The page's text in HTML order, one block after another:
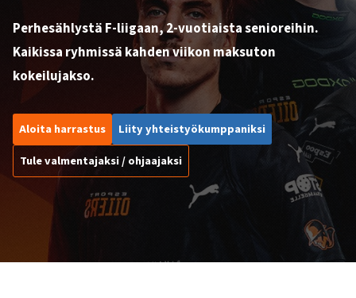
Perhesählystä F-liigaan, 2-vuotiaista senioreihin.
Kaikissa ryhmissä kahden viikon maksuton
kokeilujakso.
Aloita harrastus
Liity yhteistyökumppaniksi
Tule valmentajaksi / ohjaajaksi